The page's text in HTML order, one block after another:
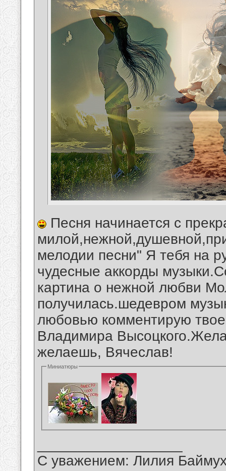
Песня начинается с
мелодии песни" Я тебя на
чудесные аккорды
картина о нежной любви
получилась.шедевром
любовью комментирую
Владимира
желаешь, Вячеслав!
Миниатюры
С уважением: Лилия